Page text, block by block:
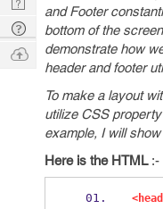
and Footer
bottom of the
demonstrate how
header and footer
To make a layout
utilize CSS
example, I will
Here is the HTML :-
Digest
Tech
Q & A
Ask